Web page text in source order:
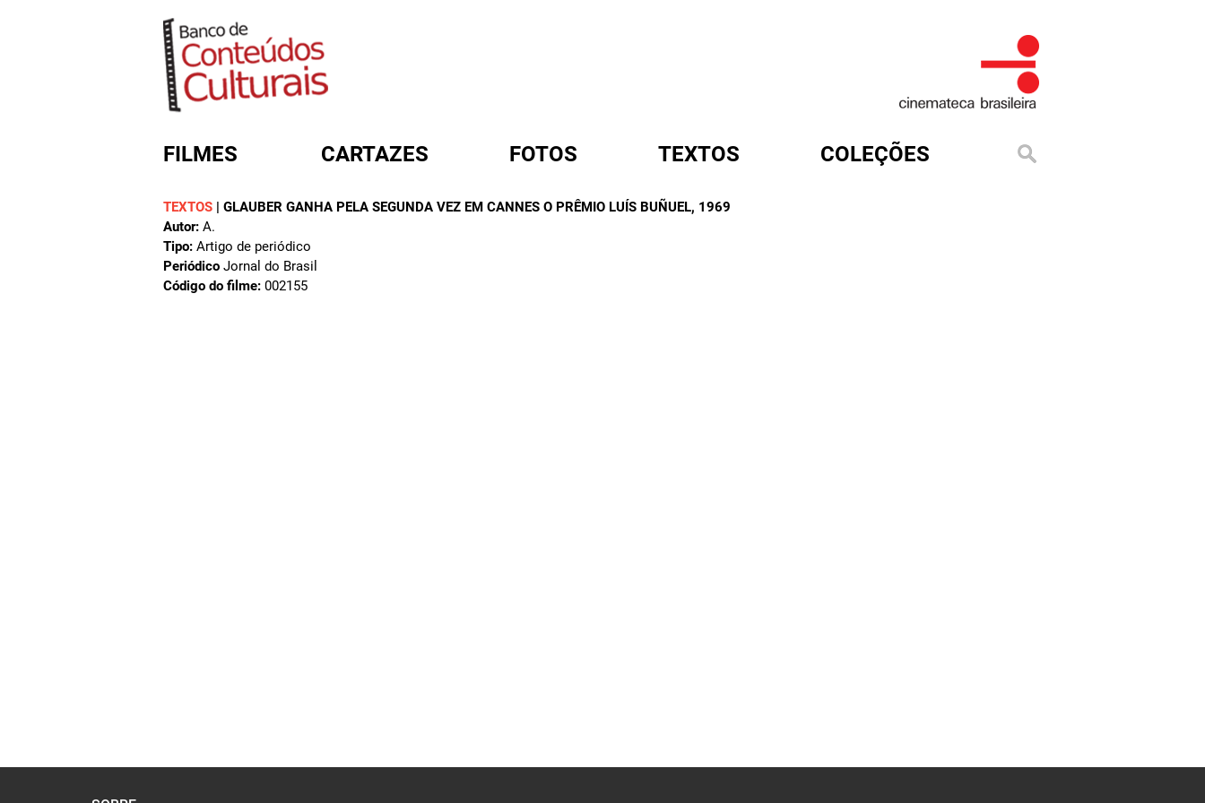
FILMES CARTAZES FOTOS TEXTOS COLEÇÕES
TEXTOS | GLAUBER GANHA PELA SEGUNDA VEZ EM CANNES O PRÊMIO LUÍS BUÑUEL, 1969
Autor: A.
Tipo: Artigo de periódico
Periódico Jornal do Brasil
Código do filme: 002155
FORMULÁRIO DE BUSCA